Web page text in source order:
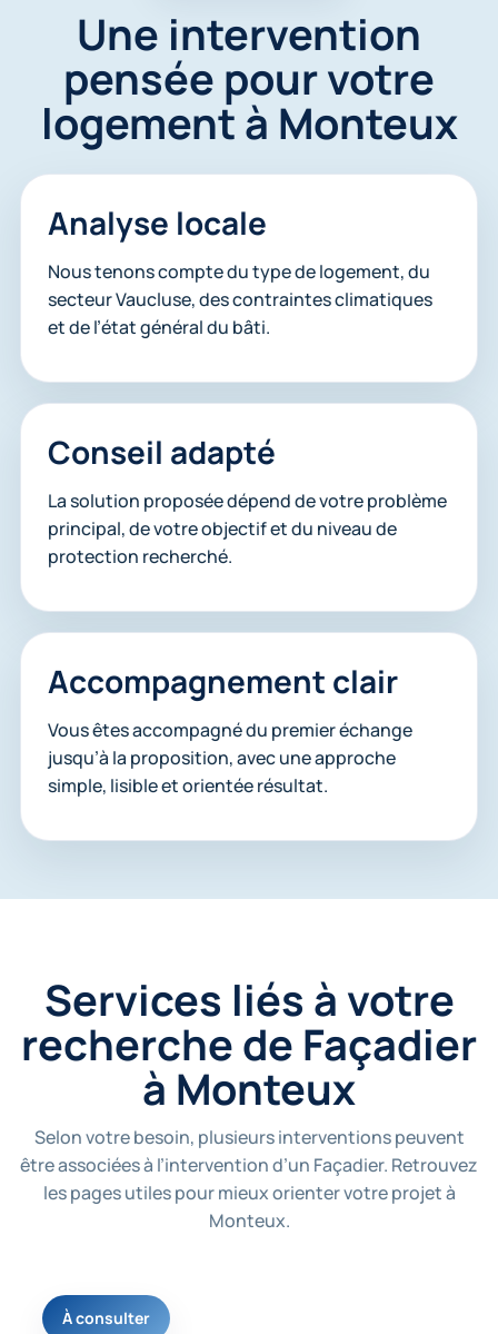
Une intervention
pensée pour votre
logement à Monteux
Analyse locale
Nous tenons compte du type de logement, du
secteur Vaucluse, des contraintes climatiques
et de l’état général du bâti.
Conseil adapté
La solution proposée dépend de votre problème
principal, de votre objectif et du niveau de
protection recherché.
Accompagnement clair
Vous êtes accompagné du premier échange
jusqu’à la proposition, avec une approche
simple, lisible et orientée résultat.
Services liés à votre
recherche de Façadier
à Monteux
Selon votre besoin, plusieurs interventions peuvent
être associées à l’intervention d’un Façadier. Retrouvez
les pages utiles pour mieux orienter votre projet à
Monteux.
À consulter